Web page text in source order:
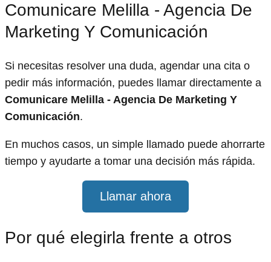
Comunicare Melilla - Agencia De
Marketing Y Comunicación
Si necesitas resolver una duda, agendar una cita o
pedir más información, puedes llamar directamente a
Comunicare Melilla - Agencia De Marketing Y
Comunicación.
En muchos casos, un simple llamado puede ahorrarte
tiempo y ayudarte a tomar una decisión más rápida.
Llamar ahora
Por qué elegirla frente a otros